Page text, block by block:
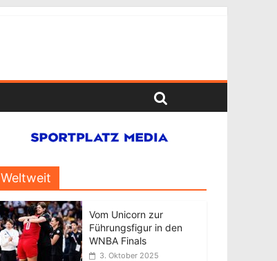
Weltweit
Vom Unicorn zur
Führungsfigur in den
WNBA Finals
3. Oktober 2025